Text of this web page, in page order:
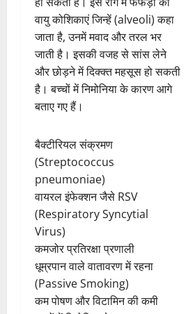
निमोनिया फेफड़ों का इंफेक्शन होता है,
जो बैक्टीरिया, वायरस और कुछ तरह
की फंगस की वजह से हो सकता है।
यह रोग व्यस्कों, बुजुर्गों और बच्चों को
हो सकता है। इस रोग में फेफड़ों की
वायु कोशिकाएं जिन्हें (alveoli) कहा
जाती है। इसकी वजह से सांस लेने
और छोड़ने में दिक्क्त महसूस हो सकती
है। बच्चों में निमोनिया के कारण आगे
बताए गए हैं।
बैक्टीरियल संक्रमण
(Streptococcus
pneumoniae)
वायरल इंफेक्शन जैसे RSV
(Respiratory Syncytial